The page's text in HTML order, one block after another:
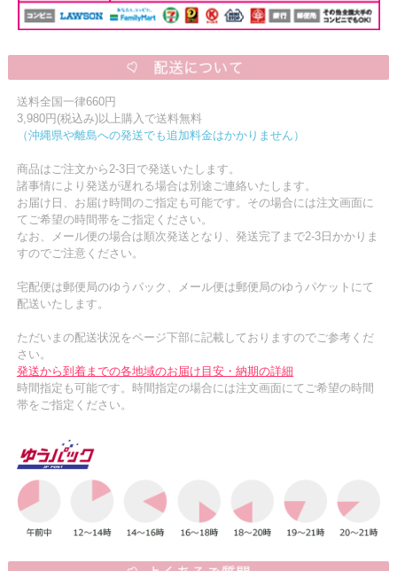
送料全国一律660円
3,980円(税込み)以上購入で送料無料
（沖縄県や離島への発送でも追加料金はかかりません）
商品はご注文から2-3日で発送いたします。
諸事情により発送が遅れる場合は別途ご連絡いたします。
お届け日、お届け時間のご指定も可能です。その場合には注文画面に
てご希望の時間帯をご指定ください。
なお、メール便の場合は順次発送となり、発送完了まで2-3日かかりま
すのでご注意ください。
宅配便は郵便局のゆうパック、メール便は郵便局のゆうパケットにて
配送いたします。
ただいまの配送状況をページ下部に記載しておりますのでご参考くだ
さい。
発送から到着までの各地域のお届け目安・納期の詳細
時間指定も可能です。時間指定の場合には注文画面にてご希望の時間
帯をご指定ください。